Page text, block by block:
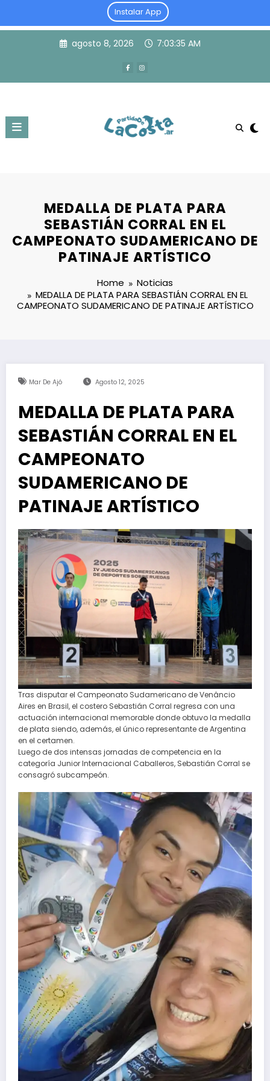
Instalar App
agosto 8, 2026 7:03:35 AM
MEDALLA DE PLATA PARA
SEBASTIÁN CORRAL EN EL
CAMPEONATO SUDAMERICANO DE
PATINAJE ARTÍSTICO
Home
Noticias
MEDALLA DE PLATA PARA SEBASTIÁN CORRAL EN EL
CAMPEONATO SUDAMERICANO DE PATINAJE ARTÍSTICO
Mar De Ajó Agosto 12, 2025
MEDALLA DE PLATA PARA
SEBASTIÁN CORRAL EN EL
CAMPEONATO
SUDAMERICANO DE
PATINAJE ARTÍSTICO
Tras disputar el Campeonato Sudamericano de Venâncio
Aires en Brasil, el costero Sebastián Corral regresa con una
actuación internacional memorable donde obtuvo la medalla
de plata siendo, además, el único representante de Argentina
en el certamen.
Luego de dos intensas jornadas de competencia en la
categoría Junior Internacional Caballeros, Sebastián Corral se
consagró subcampeón.